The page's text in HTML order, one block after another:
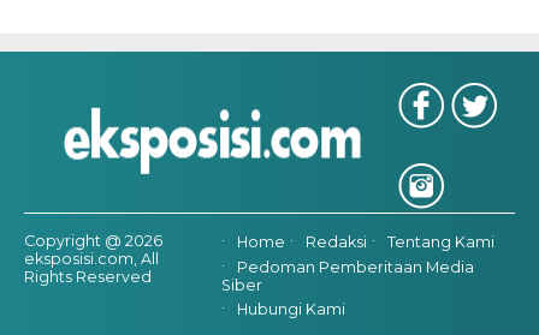
Copyright @ 2026
eksposisi.com, All
Rights Reserved
Home Redaksi
Tentang Kami
Pedoman Pemberitaan Media
Siber
Hubungi Kami